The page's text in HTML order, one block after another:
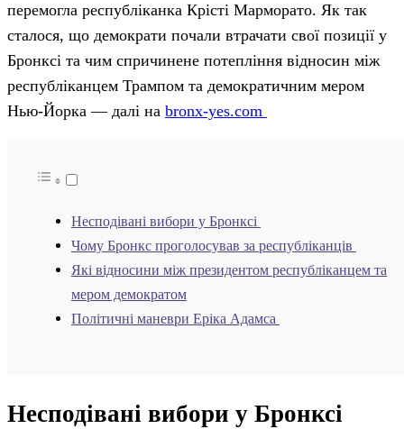
перемогла республіканка Крісті Марморато. Як так
сталося, що демократи почали втрачати свої позиції у
Бронксі та чим спричинене потепління відносин між
республіканцем Трампом та демократичним мером
Нью-Йорка — далі на bronx-yes.com
Несподівані вибори у Бронксі
Чому Бронкс проголосував за республіканців
Які відносини між президентом республіканцем та
мером демократом
Політичні маневри Еріка Адамса
Несподівані вибори у Бронксі